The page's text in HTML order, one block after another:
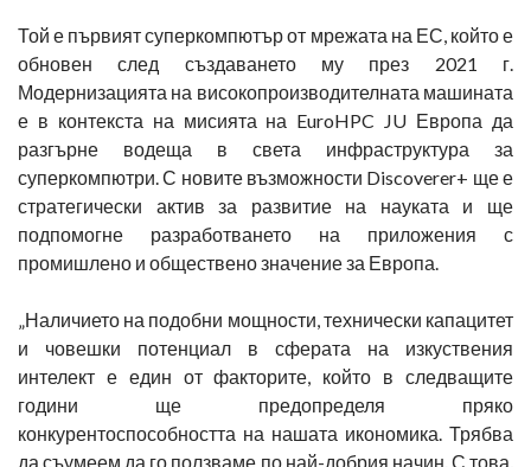
Той е първият суперкомпютър от мрежата на ЕС, който е
обновен след създаването му през 2021 г.
Модернизацията на високопроизводителната машината
е в контекста на мисията на EuroHPC JU Европа да
разгърне водеща в света инфраструктура за
суперкомпютри. С новите възможности Discoverer+ ще е
стратегически актив за развитие на науката и ще
подпомогне разработването на приложения с
промишлено и обществено значение за Европа.
„Наличието на подобни мощности, технически капацитет
и човешки потенциал в сферата на изкуствения
интелект е един от факторите, който в следващите
години ще предопределя пряко
конкурентоспособността на нашата икономика. Трябва
да съумеем да го ползваме по най-добрия начин. С това,